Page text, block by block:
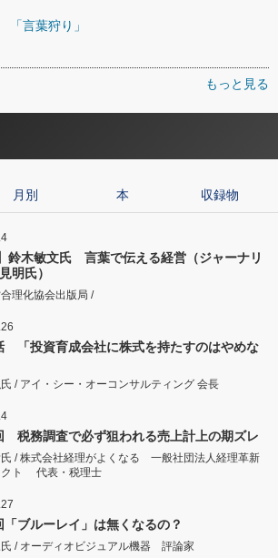
言葉狩り」
もっと見る
月別 本 収録物
鈴木敏文氏 言葉で伝える経営（ジャーナリ
明氏）
理化協会出版局 /
「投資育成会社に株式を持たすのはやめな
/ アイ・シー・オーコンサルティング 会長
税務調査で必ず狙われる売上計上の期ズレ
氏 / 株式会社経理がよくなる 一般社団法人経理革新
クト 代表・税理士
「ブルーレイ」は無くなるの？
/ オーディオビジュアル機器 評論家